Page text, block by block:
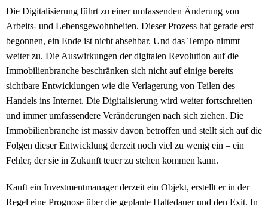
Die Digitalisierung führt zu einer umfassenden Änderung von
Arbeits- und Lebensgewohnheiten. Dieser Prozess hat gerade erst
begonnen, ein Ende ist nicht absehbar. Und das Tempo nimmt
weiter zu. Die Auswirkungen der digitalen Revolution auf die
Immobilienbranche beschränken sich nicht auf einige bereits
sichtbare Entwicklungen wie die Verlagerung von Teilen des
Handels ins Internet. Die Digitalisierung wird weiter fortschreiten
und immer umfassendere Veränderungen nach sich ziehen. Die
Immobilienbranche ist massiv davon betroffen und stellt sich auf die
Folgen dieser Entwicklung derzeit noch viel zu wenig ein – ein
Fehler, der sie in Zukunft teuer zu stehen kommen kann.
Kauft ein Investmentmanager derzeit ein Objekt, erstellt er in der
Regel eine Prognose über die geplante Haltedauer und den Exit. In